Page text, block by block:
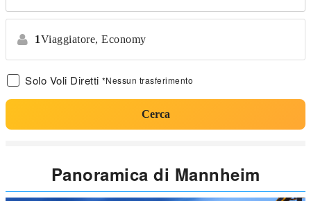
1Viaggiatore, Economy
Solo Voli Diretti *Nessun trasferimento
Cerca
Panoramica di Mannheim